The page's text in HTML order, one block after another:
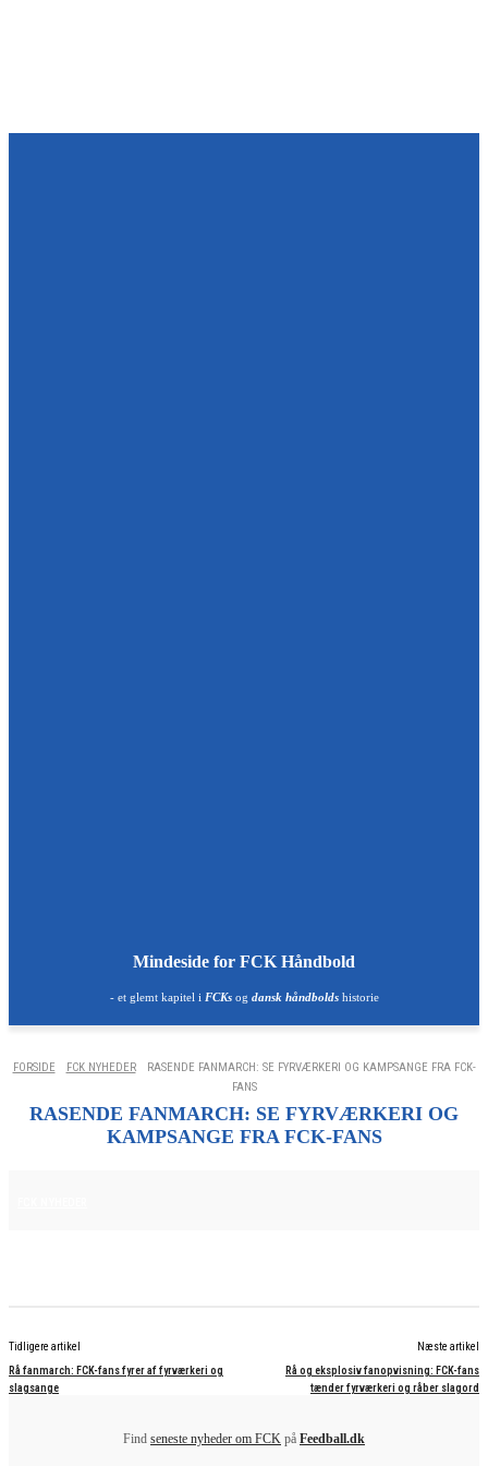
Mindeside for FCK Håndbold
- et glemt kapitel i FCKsog dansk håndboldshistorie
FORSIDE FCK NYHEDER
RASENDE FANMARCH: SE FYRVÆRKERI OG KAMPSANGE FRA FCK-
FANS
RASENDE FANMARCH: SE FYRVÆRKERI OG
KAMPSANGE FRA FCK-FANS
Tidligere artikel
Rå fanmarch: FCK-fans fyrer af fyrværkeri og
slagsange
Næste artikel
Rå og eksplosiv fanopvisning: FCK-fans
tænder fyrværkeri og råber slagord
Find seneste nyheder om FCK på Feedball.dk